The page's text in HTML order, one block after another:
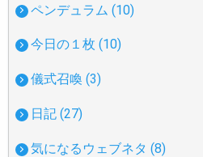
ペンデュラム (10)
今日の１枚 (10)
儀式召喚 (3)
日記 (27)
気になるウェブネタ (8)